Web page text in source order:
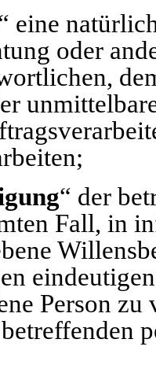
eine
oder
“ der
Fall, in
Person zu